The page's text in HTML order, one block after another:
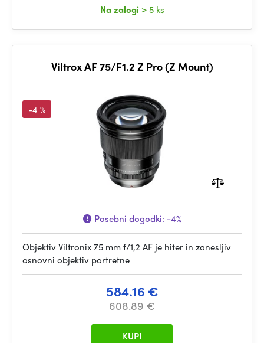
Na zalogi > 5 ks
Viltrox AF 75/F1.2 Z Pro (Z Mount)
-4 %
Posebni dogodki: -4%
Objektiv Viltronix 75 mm f/1,2 AF je hiter in zanesljiv
osnovni objektiv portretne
584.16 €
608.89 €
KUPI